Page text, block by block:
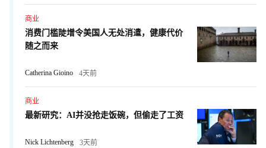
商业
消费门槛陡增令美国人无处消遣，健康代价
随之而来
Catherina Gioino 4天前
商业
最新研究：AI并没抢走饭碗，但偷走了工资
Nick Lichtenberg 3天前